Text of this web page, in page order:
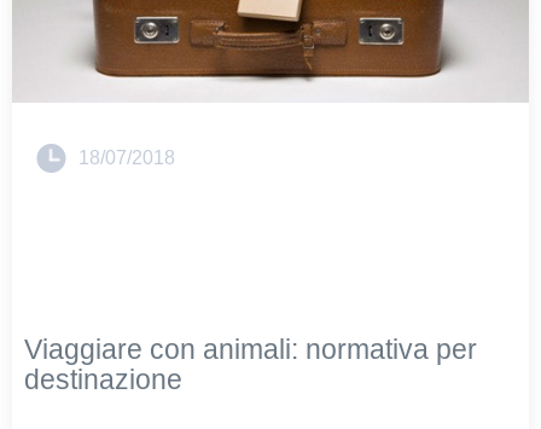
18/07/2018
Viaggiare con animali: normativa per
destinazione